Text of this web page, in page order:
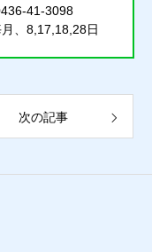
41-3098
、8,17,18,28日
次の記事